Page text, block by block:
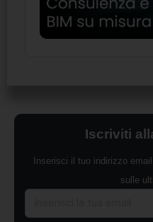
Iscriviti
Inserisci il tuo indirizzo
sulle